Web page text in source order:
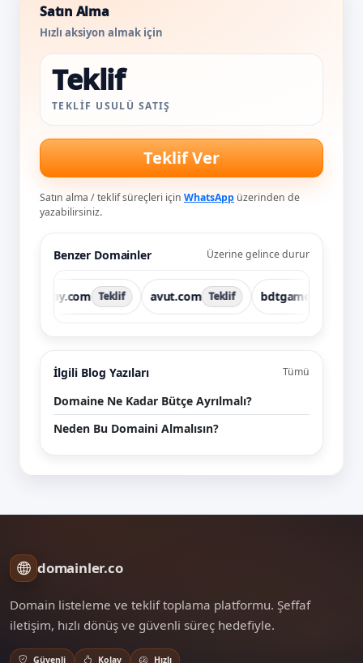
Satın Alma
Hızlı aksiyon almak için
Teklif
TEKLIF USULÜ SATIŞ
Teklif Ver
Satın alma / teklif süreçleri için WhatsApp üzerinden de
yazabilirsiniz.
Benzer Domainler Üzerine gelince durur
avspay.com Teklif avut.com Teklif bdtgame.com
İlgili Blog Yazıları Tümü
Domaine Ne Kadar Bütçe Ayrılmalı?
Neden Bu Domaini Almalısın?
domainler.co
Domain listeleme ve teklif toplama platformu. Şeffaf
iletişim, hızlı dönüş ve güvenli süreç hedefiyle.
Güvenli Kolay Hızlı